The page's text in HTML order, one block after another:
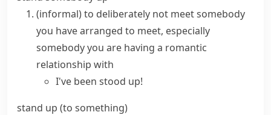
(informal)to deliberately not meet somebody
you have arranged to meet, especially
somebody you are having a romantic
relationship with
I've been stood up!
stand up (to something)